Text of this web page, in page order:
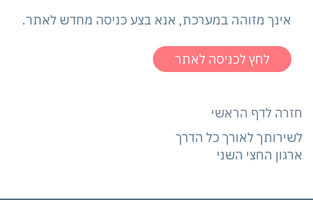
אינך מזוהה במערכת, אנא בצע כניסה מחדש לאתר.
לחץ לכניסה לאתר
חזרה לדף הראשי
לשירותך לאורך כל הדרך
ארגון החצי השני